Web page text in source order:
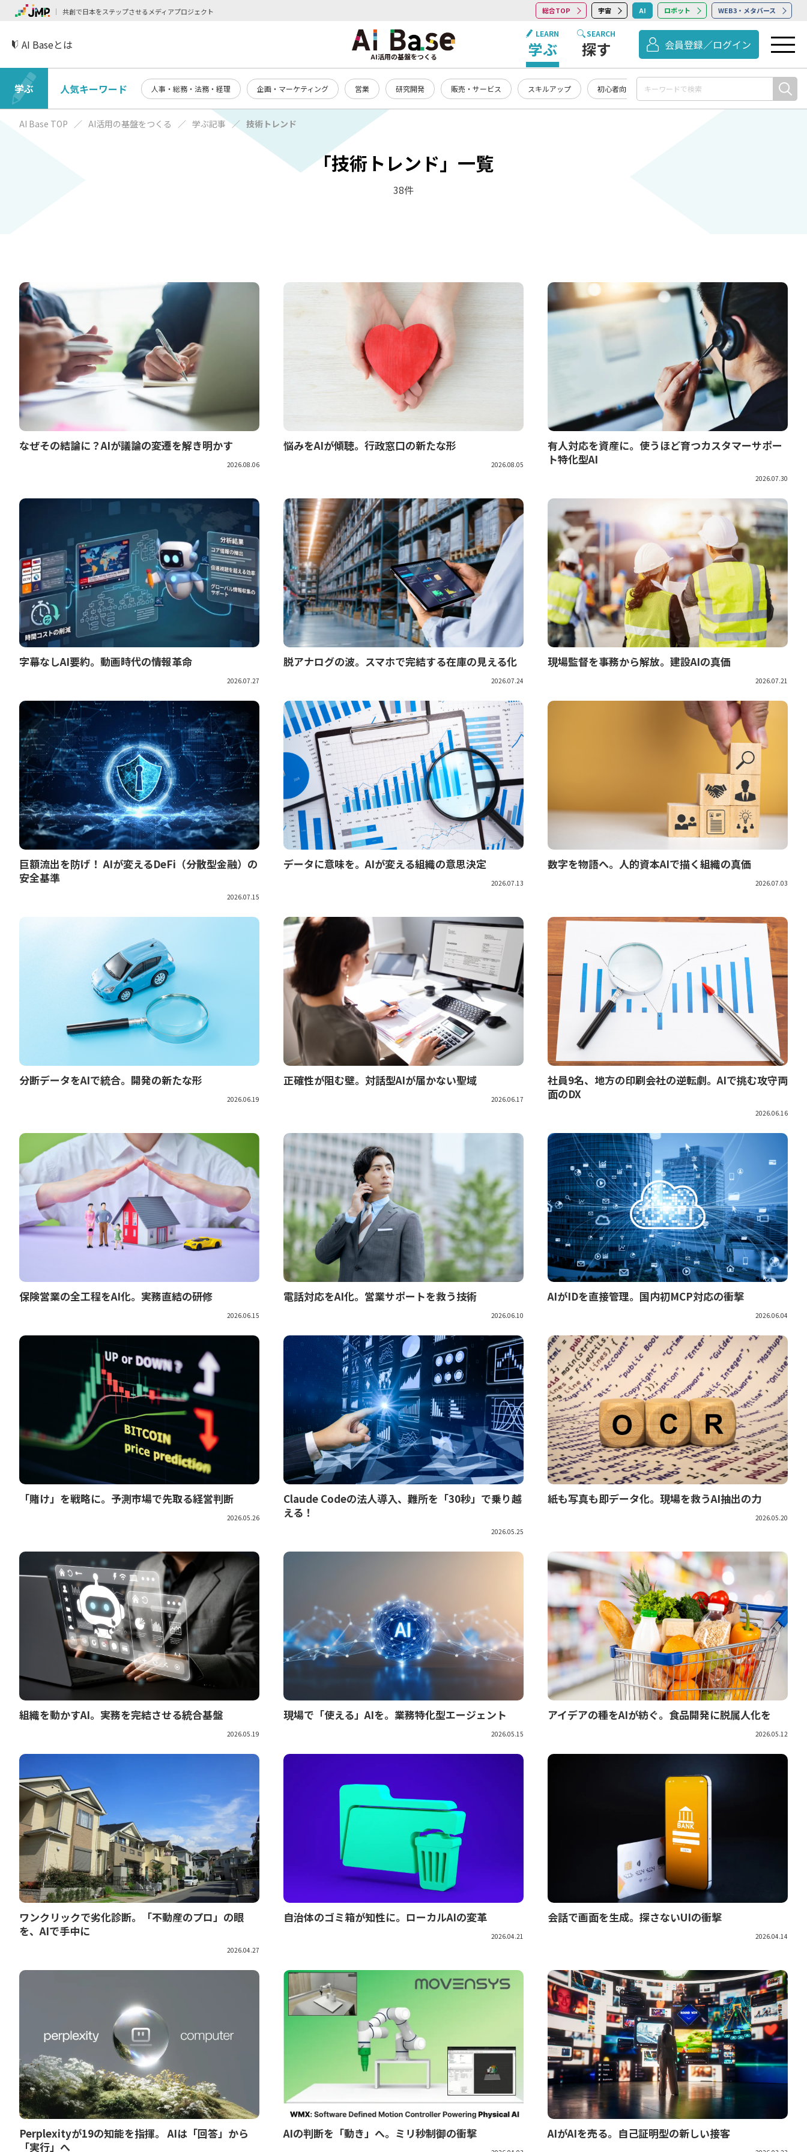
共創で日本をステップさせるメディアプロジェクト 総合TOP 宇宙 AI ロボット WEB3・メタバース
AI活用の基盤をつくる
AI Baseとは
LEARN
学ぶ
SEARCH
探す 会員登録／ログイン
学ぶ 人気キーワード 人事・総務・法務・経理 企画・マーケティング 営業 研究開発 販売・サービス スキルアップ 初心者向け 記事まとめ・お知らせ
AI Base TOP AI活用の基盤をつくる 学ぶ記事 技術トレンド
「技術トレンド」一覧
38件
なぜその結論に？AIが議論の変遷を解き明かす
2026.08.06
悩みをAIが傾聴。行政窓口の新たな形
2026.08.05
有人対応を資産に。使うほど育つカスタマーサポー
ト特化型AI
2026.07.30
字幕なしAI要約。動画時代の情報革命
2026.07.27
脱アナログの波。スマホで完結する在庫の見える化
2026.07.24
現場監督を事務から解放。建設AIの真価
2026.07.21
巨額流出を防げ！ AIが変えるDeFi（分散型金融）の
安全基準
2026.07.15
データに意味を。AIが変える組織の意思決定
2026.07.13
数字を物語へ。人的資本AIで描く組織の真価
2026.07.03
分断データをAIで統合。開発の新たな形
2026.06.19
正確性が阻む壁。対話型AIが届かない聖域
2026.06.17
社員9名、地方の印刷会社の逆転劇。AIで挑む攻守両
面のDX
2026.06.16
保険営業の全工程をAI化。実務直結の研修
2026.06.15
電話対応をAI化。営業サポートを救う技術
2026.06.10
AIがIDを直接管理。国内初MCP対応の衝撃
2026.06.04
「賭け」を戦略に。予測市場で先取る経営判断
2026.05.26
Claude Codeの法人導入、難所を「30秒」で乗り越
える！
2026.05.25
紙も写真も即データ化。現場を救うAI抽出の力
2026.05.20
組織を動かすAI。実務を完結させる統合基盤
2026.05.19
現場で「使える」AIを。業務特化型エージェント
2026.05.15
アイデアの種をAIが紡ぐ。食品開発に脱属人化を
2026.05.12
ワンクリックで劣化診断。「不動産のプロ」の眼
を、AIで手中に
2026.04.27
自治体のゴミ箱が知性に。ローカルAIの変革
2026.04.21
会話で画面を生成。探さないUIの衝撃
2026.04.14
Perplexityが19の知能を指揮。 AIは「回答」から
「実行」へ
AIの判断を「動き」へ。ミリ秒制御の衝撃 AIがAIを売る。自己証明型の新しい接客